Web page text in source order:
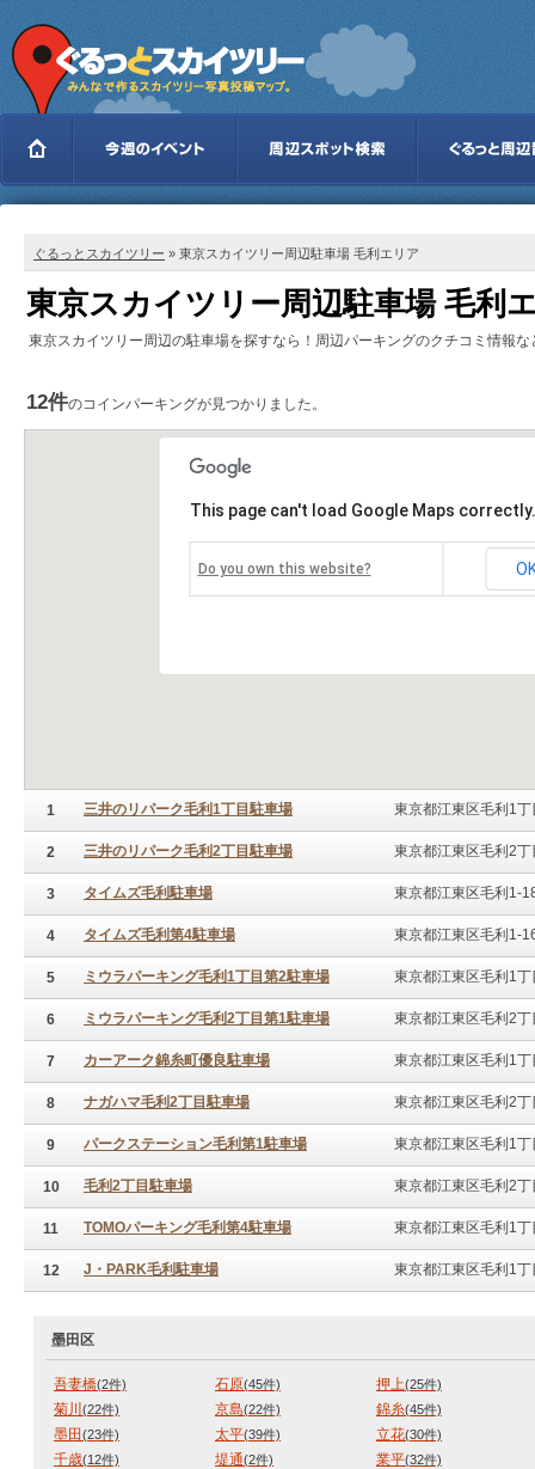
ぐるっとスカイツリー » 東京スカイツリー周辺駐車場 毛利エリア
東京スカイツリー周辺駐車場 毛利
東京スカイツリー周辺の駐車場を探すなら！周辺パーキングのクチコミ情報な
12件のコインパーキングが見つかりました。
This page can't load Google Maps correctly.
Do you own this website?
1 三井のリパーク毛利1丁目駐車場 東京都江東区毛利1
2 三井のリパーク毛利2丁目駐車場 東京都江東区毛利2丁
3 タイムズ毛利駐車場 東京都江東区毛利1-
4 タイムズ毛利第4駐車場 東京都江東区毛利1-
5 ミウラパーキング毛利1丁目第2駐車場 東京都江東区毛利1
6 ミウラパーキング毛利2丁目第1駐車場 東京都江東区毛利2丁
7 カーアーク錦糸町優良駐車場 東京都江東区毛利1丁
8 ナガハマ毛利2丁目駐車場 東京都江東区毛利2丁
9 パークステーション毛利第1駐車場 東京都江東区毛利1丁
10 毛利2丁目駐車場 東京都江東区毛利2丁
11 TOMOパーキング毛利第4駐車場 東京都江東区毛利1
12 J・PARK毛利駐車場 東京都江東区毛利1
墨田区
吾妻橋(2件) 石原(45件) 押上(25件)
菊川 (22件) 京島(22件) 錦糸(45件)
墨田(23件) 太平(39件) 立花(30件)
千歳(12件) 堤通(2件) 業平(32件)